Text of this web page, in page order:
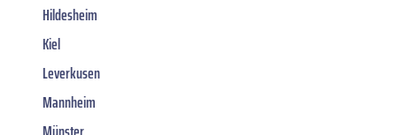
Hildesheim
Kiel
Leverkusen
Mannheim